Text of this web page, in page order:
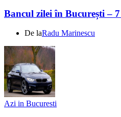
Bancul zilei în București –
De laRadu Marinescu
Azi in Bucuresti